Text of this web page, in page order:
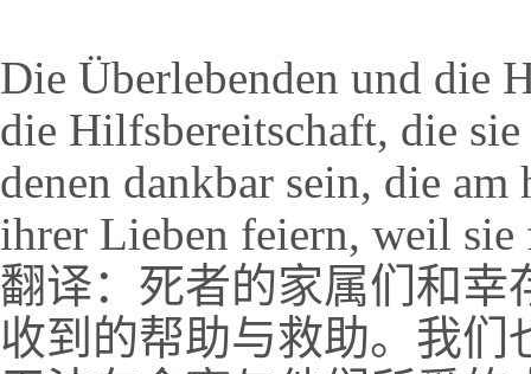
Die Überlebenden und die
die Hilfsbereitschaft, die
denen dankbar sein, die
ihrer Lieben feiern, weil
翻译：死者的家属们和幸
收到的帮助与救助。我